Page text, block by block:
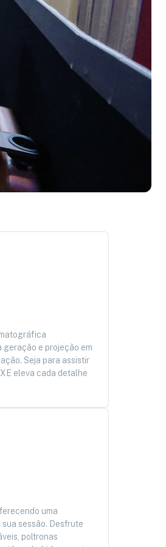
geração e projeção em
Seja para assistir
eleva cada detalhe
uma
sessão. Desfrute
poltronas